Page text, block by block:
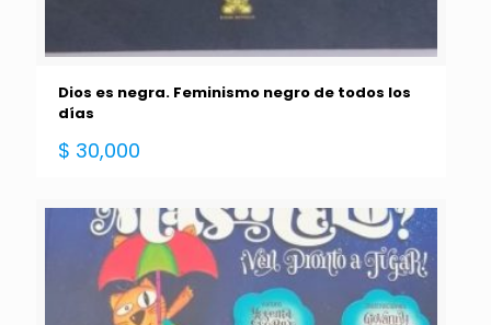
Dios es negra. Feminismo negro de todos los
días
$ 30,000